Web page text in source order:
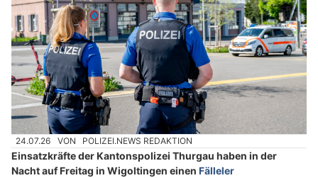
24.07.26 VON POLIZEI.NEWS REDAKTION
Einsatzkräfte der Kantonspolizei Thurgau haben in der
Nacht auf Freitag in Wigoltingen einen Fälleler